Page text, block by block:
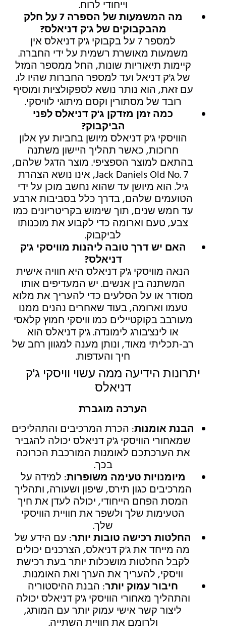
וייחודי לרוח.
מה המשמעות של הספרה 7 על חלק
מהבקבוקים של ג'ק דניאלס?
למספר 7 על בקבוקי ג'ק דניאלס אין
משמעות מאושרת רשמית על ידי החברה.
קיימות תיאוריות שונות, החל ממספר המזל
של ג'ק דניאל ועד למספר החברות שהיו לו.
עם זאת, הוא נותר נושא לספקולציות ומוסיף
רובד של מסתורין וקסם מיתוגי לוויסקי.
כמה זמן מזדקן ג'ק דניאלס לפני
הביקבוק?
הוויסקי ג'ק דניאלס מיושן בחביות עץ אלון
חרוכות, כאשר תהליך היישון משתנה
בהתאם למוצר הספציפי. מוצר הדגל שלהם,
Jack Daniels Old No. 7, אינו נושא הצהרת
גיל. הוא מיושן עד שהוא נחשב מוכן על ידי
הטועמים שלהם, בדרך כלל בסביבות ארבע
עד חמש שנים, תוך שימוש בקריטריונים כמו
צבע, טעם וארומה כדי לקבוע את מוכנותו
לביקבוק.
האם יש דרך טובה ליהנות מוויסקי ג'ק
דניאלס?
הנאה מוויסקי ג'ק דניאלס היא חוויה אישית
המשתנה בין אנשים. יש המעדיפים אותו
מסודר או על הסלעים כדי להעריך את מלוא
טעמו וארומה, בעוד שאחרים נהנים ממנו
מעורבב בקוקטיילים כמו וויסקי חמוץ קלאסי
או לינצ'בורג לימונדה. ג'ק דניאלס הוא
רב-תכליתי מאוד, ונותן מענה למגוון רחב של
חיך והעדפות.
יתרונות הידיעה ממה עשוי וויסקי ג'ק
דניאלס
הערכה מוגברת
הבנת אומנות: הכרת המרכיבים והתהליכים
שמאחורי הוויסקי ג'ק דניאלס יכולה להגביר
את הערכתכם לאומנות המורכבת הכרוכה
בכך.
מיומנויות טעימה משופרות: למידה על
המרכיבים כגון תירס, שיפון ושעורה, ותהליך
המסת הפחם הייחודי, יכולה לעדן את חיך
הטעימות שלך ולשפר את חוויית הוויסקי
שלך.
החלטות רכישה טובות יותר: עם הידע של
מה מייחד את ג'ק דניאלס, הצרכנים יכולים
לקבל החלטות מושכלות יותר בעת רכישת
וויסקי, להעריך את הערך ואת האומנות.
חיבור עמוק יותר: הבנת ההיסטוריה
והתהליך מאחורי הוויסקי ג'ק דניאלס יכולה
ליצור קשר אישי עמוק יותר עם המותג,
ולרומם את חוויית השתייה.